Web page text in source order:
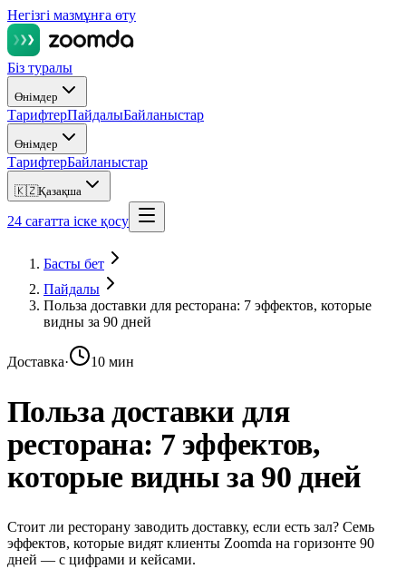
Негізгі мазмұнға өту
Біз туралы
Өнімдер
ТарифтерПайдалыБайланыстар
Өнімдер
ТарифтерБайланыстар
🇰🇿Қазақша
24 сағатта іске қосу
Басты бет
Пайдалы
Польза доставки для ресторана: 7 эффектов, которые
видны за 90 дней
Доставка· 10 мин
Польза доставки для
ресторана: 7 эффектов,
которые видны за 90 дней
Стоит ли ресторану заводить доставку, если есть зал? Семь
эффектов, которые видят клиенты Zoomda на горизонте 90
дней — с цифрами и кейсами.